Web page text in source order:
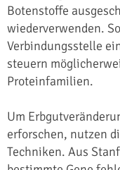
Botenstoffe
wiederverwenden.
Verbindungsstelle
steuern
Proteinfamilien.
Um
erforschen, nutzen
Techniken. Aus